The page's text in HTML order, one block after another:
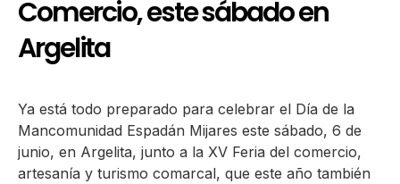
Comercio, este sábado en
Argelita
Ya está todo preparado para celebrar el Día de la
Mancomunidad Espadán Mijares este sábado, 6 de
junio, en Argelita, junto a la XV Feria del comercio,
artesanía y turismo comarcal, que este año también